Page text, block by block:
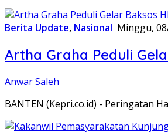
Berita Update, Nasional Minggu,
Artha Graha Peduli
Anwar Saleh
BANTEN (Kepri.co.id) - Peringatan